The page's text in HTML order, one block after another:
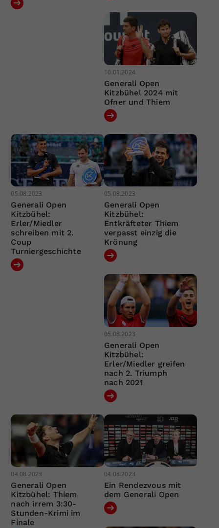
10.01.2024
Generali Open
Kitzbühel 2024 mit
Ofner und Thiem
05.08.2023
Generali Open
Kitzbühel:
Erler/Miedler
schreiben mit 2.
Coup
Turniergeschichte
05.08.2023
Generali Open
Kitzbühel:
Entkräfteter Thiem
verpasst einzig die
Krönung
05.08.2023
Generali Open
Kitzbühel:
Erler/Miedler greifen
nach 2. Triumph
nach 2021
04.08.2023
Generali Open
Kitzbühel: Thiem
nach irrem 3:30-
Stunden-Krimi im
Finale
04.08.2023
Ein Rendezvous mit
dem Generali Open